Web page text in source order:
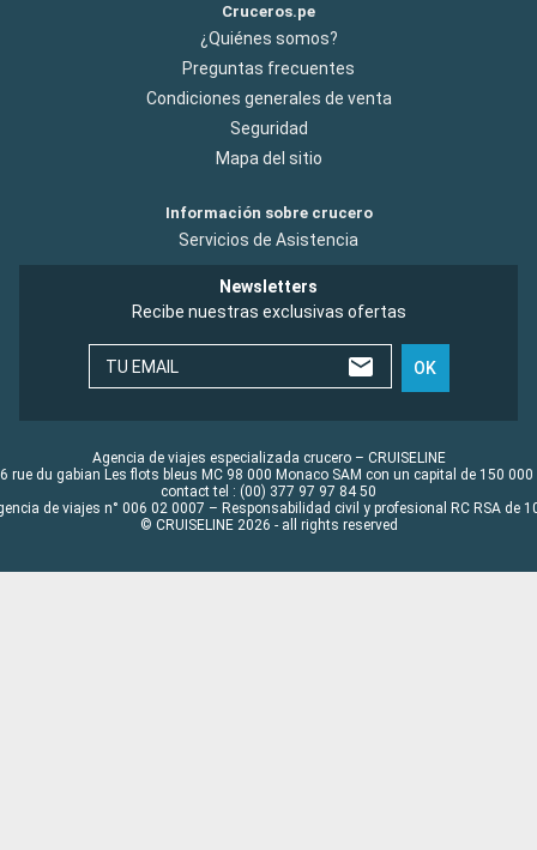
Cruceros.pe
¿Quiénes somos?
Preguntas frecuentes
Condiciones generales de venta
Seguridad
Mapa del sitio
Información sobre crucero
Servicios de Asistencia
Newsletters
Recibe nuestras exclusivas ofertas
TU EMAIL OK
Agencia de viajes especializada crucero – CRUISELINE
rue du gabian Les flots bleus MC 98 000 Monaco SAM con un capital de 150 000
contact tel : (00) 377 97 97 84 50
de viajes n° 006 02 0007 – Responsabilidad civil y profesional RC RSA de
© CRUISELINE 2026 - all rights reserved